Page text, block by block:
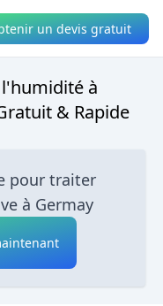
un devis gratuit
à
& Rapide
pour traiter
à Germay